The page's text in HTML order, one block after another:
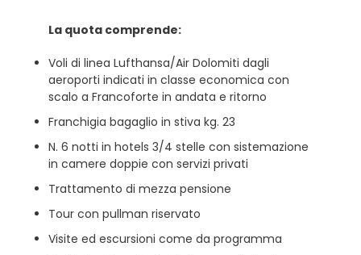
La quota comprende:
Voli di linea Lufthansa/Air Dolomiti dagli
aeroporti indicati in classe economica con
scalo a Francoforte in andata e ritorno
Franchigia bagaglio in stiva kg. 23
N. 6 notti in hotels 3/4 stelle con sistemazione
in camere doppie con servizi privati
Trattamento di mezza pensione
Tour con pullman riservato
Visite ed escursioni come da programma